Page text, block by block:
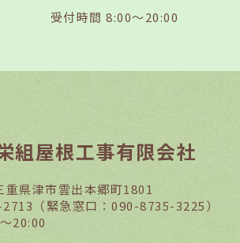
受付時間 8:00～20:00
組屋根工事有限会社
県津市雲出本郷町1801
（緊急窓口：090-8735-3225）
20:00